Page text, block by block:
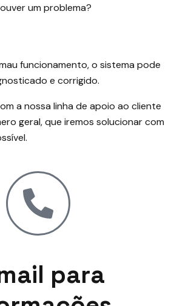
um problema?
funcionamento, o sistema pode
e corrigido.
a nossa linha de apoio ao cliente
geral, que iremos solucionar com
para